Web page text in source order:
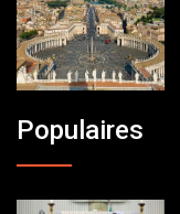
Populaires